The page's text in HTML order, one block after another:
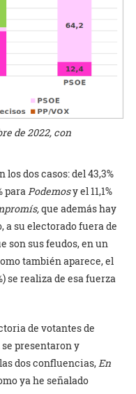
de 2022, con
dos casos: del 43,3%
para Podemosy el 11,1%
que además hay
a su electorado fuera de
son sus feudos, en un
también aparece, el
se realiza de esa fuerza
de votantes de
presentaron y
dos confluencias, En
ya he señalado